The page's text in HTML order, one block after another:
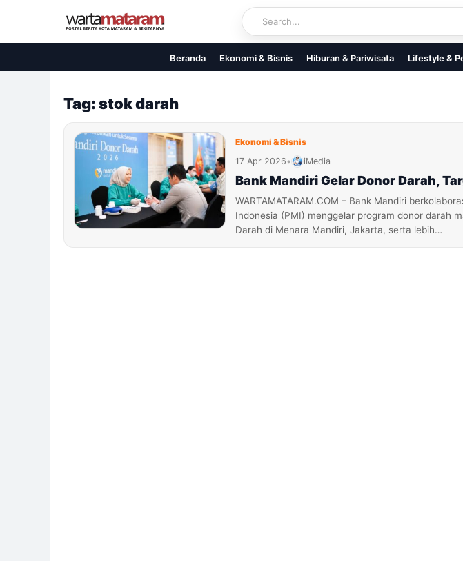
content
Beranda Ekonomi & Bisnis Hiburan & Pariwisata Lifestyle &
Tag: stok darah
Ekonomi & Bisnis
17 Apr 2026• iMedia
Bank Mandiri Gelar Donor Darah,
WARTAMATARAM.COM – Bank Mandiri
Indonesia (PMI) menggelar program donor darah
Darah di Menara Mandiri, Jakarta, serta lebih…